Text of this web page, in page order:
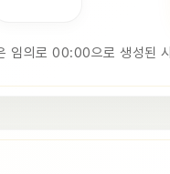
임의로 00:00으로 생성된